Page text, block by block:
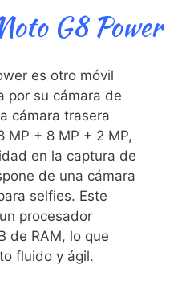
G8 Power
es⁤ otro móvil
por su⁤ cámara de
cámara trasera
MP + 8 MP + 2 MP,
en la captura ‌de
⁣de una cámara
selfies. Este
procesador
de ⁣RAM, lo que
fluido y ágil.